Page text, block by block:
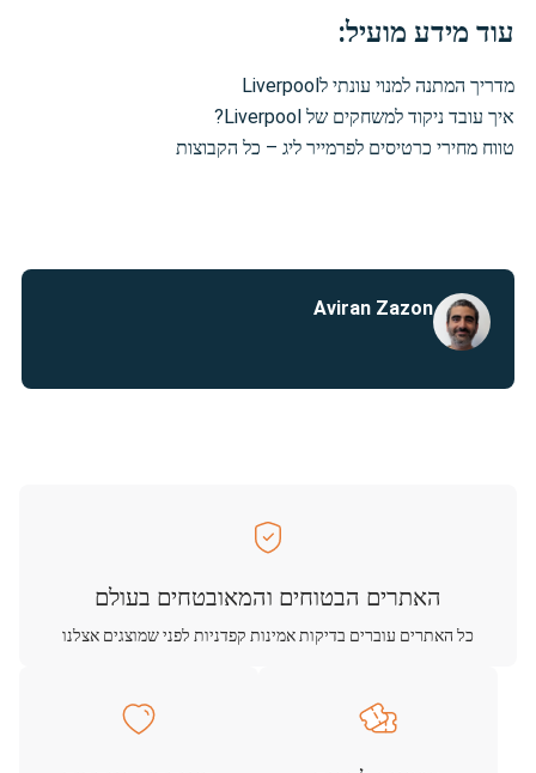
עוד מידע מועיל:
מדריך המתנה למנוי עונתי לLiverpool
איך עובד ניקוד למשחקים של Liverpool?
טווח מחירי כרטיסים לפרמייר ליג – כל הקבוצות
Aviran Zazon
האתרים הבטוחים והמאובטחים בעולם
כל האתרים עוברים בדיקות אמינות קפדניות לפני שמוצגים אצלנו